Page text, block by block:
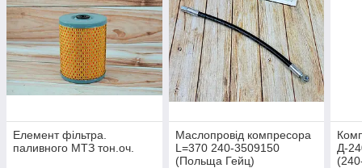
Елемент фільтра.
паливного МТЗ тон.оч.
Маслопровід компресора
L=370 240-3509150
(Польща Гейц)
Д-